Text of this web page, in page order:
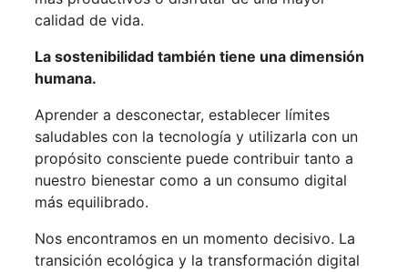
calidad de vida.
La sostenibilidad también tiene una dimensión
humana.
Aprender a desconectar, establecer límites
saludables con la tecnología y utilizarla con un
propósito consciente puede contribuir tanto a
nuestro bienestar como a un consumo digital
más equilibrado.
Nos encontramos en un momento decisivo. La
transición ecológica y la transformación digital